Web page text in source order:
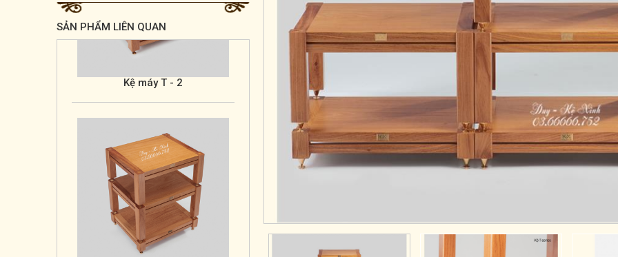
SẢN PHẨM LIÊN QUAN
Kệ máy T - 3